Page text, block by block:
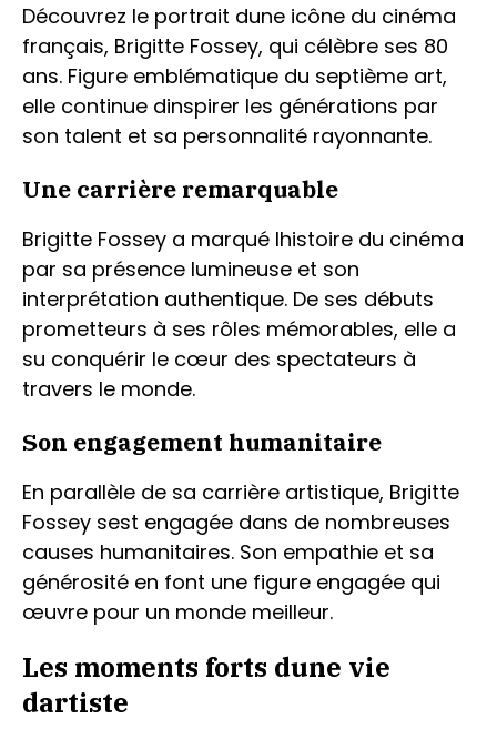
Découvrez le portrait dune icône du cinéma
français, Brigitte Fossey, qui célèbre ses 80
ans. Figure emblématique du septième art,
elle continue dinspirer les générations par
son talent et sa personnalité rayonnante.
Une carrière remarquable
Brigitte Fossey a marqué lhistoire du cinéma
par sa présence lumineuse et son
interprétation authentique. De ses débuts
prometteurs à ses rôles mémorables, elle a
su conquérir le cœur des spectateurs à
travers le monde.
Son engagement humanitaire
En parallèle de sa carrière artistique, Brigitte
Fossey sest engagée dans de nombreuses
causes humanitaires. Son empathie et sa
générosité en font une figure engagée qui
œuvre pour un monde meilleur.
Les moments forts dune vie
dartiste